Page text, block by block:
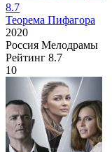
8.7
Теорема Пифагора
2020
Россия Мелодрамы
Рейтинг 8.7
10